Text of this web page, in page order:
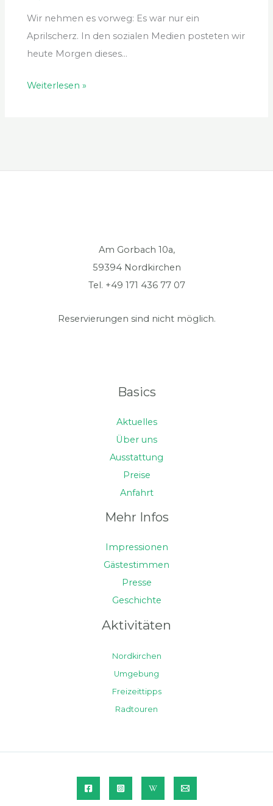
Wir nehmen es vorweg: Es war nur ein
Aprilscherz. In den sozialen Medien posteten wir
heute Morgen dieses…
Weiterlesen »
Am Gorbach 10a,
59394 Nordkirchen
Tel. +49 171 436 77 07
Reservierungen sind nicht möglich.
Basics
Aktuelles
Über uns
Ausstattung
Preise
Anfahrt
Mehr Infos
Impressionen
Gästestimmen
Presse
Geschichte
Aktivitäten
Nordkirchen
Umgebung
Freizeittipps
Radtouren